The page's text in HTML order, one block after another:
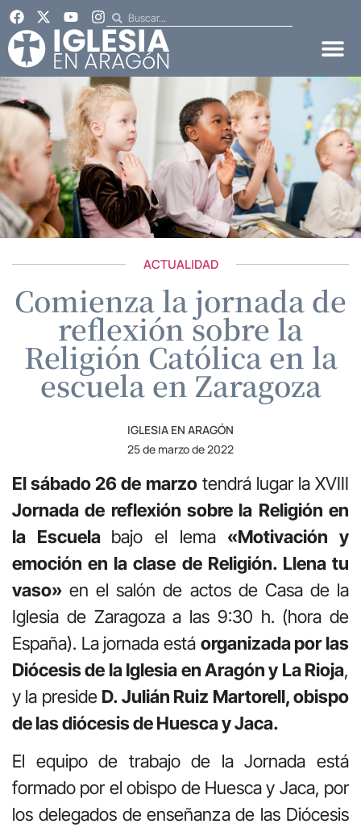
ACTUALIDAD
Comienza la jornada de
reflexión sobre la
Religión Católica en la
escuela en Zaragoza
IGLESIA EN ARAGÓN
25 de marzo de 2022
El sábado 26 de marzotendrá lugar la XVIII
Jornada de reflexión sobre la Religión en
la Escuela bajo el lema «Motivación y
emoción en la clase de Religión. Llena tu
vaso» en el salón de actos de Casa de la
Iglesia de Zaragoza a las 9:30 h. (hora de
España). La jornada está organizada por las
Diócesis de la Iglesia en Aragón y La Rioja,
y la preside D. Julián Ruiz Martorell, obispo
de las diócesis de Huesca y Jaca.
El equipo de trabajo de la Jornada está
formado por el obispo de Huesca y Jaca, por
los delegados de enseñanza de las Diócesis